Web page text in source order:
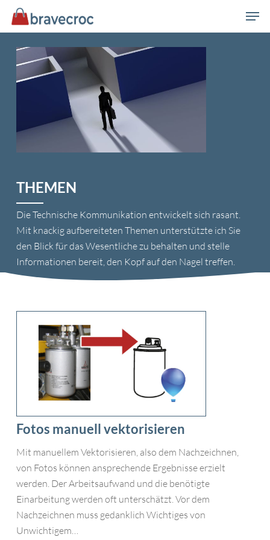
Skip
content
THEMEN
Die Technische Kommunikation entwickelt sich rasant.
Mit knackig aufbereiteten Themen unterstützte ich Sie
den Blick für das Wesentliche zu behalten und stelle
Informationen bereit, den Kopf auf den Nagel treffen.
Fotos
Fotos manuell vektorisieren
Mit manuellem Vektorisieren, also dem Nachzeichnen,
von Fotos können ansprechende Ergebnisse erzielt
werden. Der Arbeitsaufwand und die benötigte
Einarbeitung werden oft unterschätzt. Vor dem
Nachzeichnen muss gedanklich Wichtiges von
Unwichtigem…